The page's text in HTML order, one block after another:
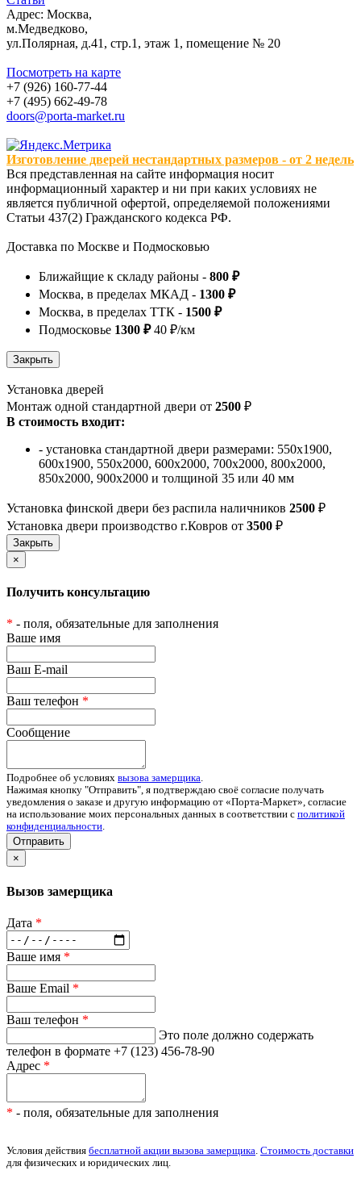
Адрес: Москва,
м.Медведково,
ул.Полярная, д.41, стр.1, этаж 1, помещение № 20
Посмотреть на карте
+7 (926) 160-77-44
+7 (495) 662-49-78
doors@porta-market.ru
Изготовление дверей нестандартных размеров - от 2 недель
Вся представленная на сайте информация носит
информационный характер и ни при каких условиях не
является публичной офертой, определяемой положениями
Статьи 437(2) Гражданского кодекса РФ.
Доставка по Москве и Подмосковью
Ближайщие к складу районы - 800 ₽
Москва, в пределах МКАД - 1300 ₽
Москва, в пределах ТТК - 1500 ₽
Подмосковье 1300 ₽40 ₽/км
Установка дверей
Монтаж одной стандартной двери от 2500 ₽
В стоимость входит:
- установка стандартной двери размерами: 550х1900,
600х1900, 550х2000, 600х2000, 700х2000, 800х2000,
850х2000, 900х2000 и толщиной 35 или 40 мм
Установка финской двери без распила наличников 2500 ₽
Установка двери производство г.Ковров от 3500 ₽
×
Получить консультацию
* - поля, обязательные для заполнения
Ваше имя
Ваш E-mail
Ваш телефон *
Сообщение
Подробнее об условиях вызова замерщика.
Нажимая кнопку "Отправить", я подтверждаю своё согласие получать
уведомления о заказе и другую информацию от «Порта-Маркет», согласие
на использование моих персональных данных в соответствии с политикой
конфиденциальности.
Отправить
×
Вызов замерщика
Дата *
Ваше имя *
Ваше Email *
Ваш телефон *
Это поле должно содержать
телефон в формате +7 (123) 456-78-90
Адрес *
* - поля, обязательные для заполнения
Условия действия бесплатной акции вызова замерщика Стоимость доставки
для физических и юридических лиц.